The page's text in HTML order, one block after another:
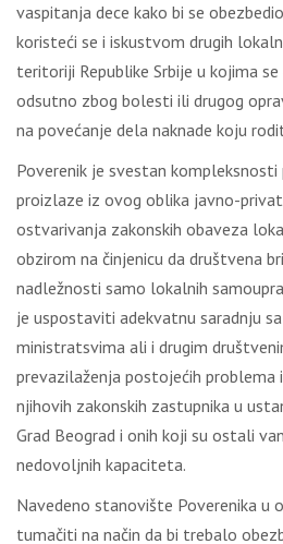
vaspitanja dece kako bi se
koristeći se i iskustvom drugih
teritoriji Republike Srbije u kojima
odsutno zbog bolesti ili drugog
na povećanje dela naknade koju
Poverenik je svestan kompleksnosti
proizlaze iz ovog oblika javno-
ostvarivanja zakonskih obaveza
obzirom na činjenicu da društvena
nadležnosti samo lokalnih
je uspostaviti adekvatnu saradnju
ministratsvima ali i drugim
prevazilaženja postojećih problema
njihovih zakonskih zastupnika u
Grad Beograd i onih koji su ostali
nedovoljnih kapaciteta.
Navedeno stanovište Poverenika u
tumačiti na način da bi trebalo